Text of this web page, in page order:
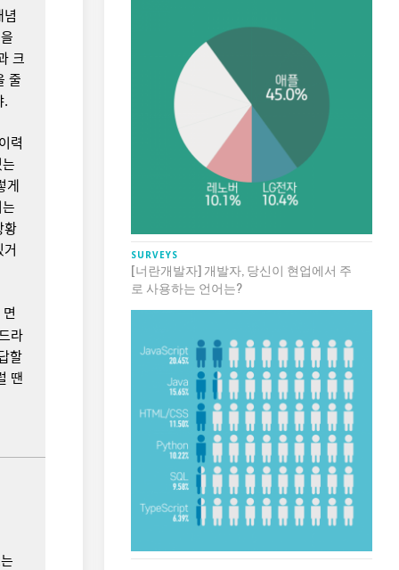
크
줄
.
력
게
황
라
할
땐
SURVEYS
[너란개발자] 개발자, 당신이 현업에서 주
로 사용하는 언어는?